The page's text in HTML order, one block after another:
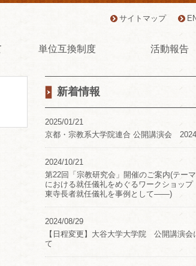
サイトマップ
単位互換制度 活動報告
新着情報
2025/01/21
京都・宗教系大学院連合 公開講演会 2024
2024/10/21
第22回「宗教研究会」開催のご案内(テー
における就任儀礼をめぐるワークショ
東寺長者就任儀礼を事例として――)
2024/08/29
【日程変更】大谷大学大学院 公開講演会
て